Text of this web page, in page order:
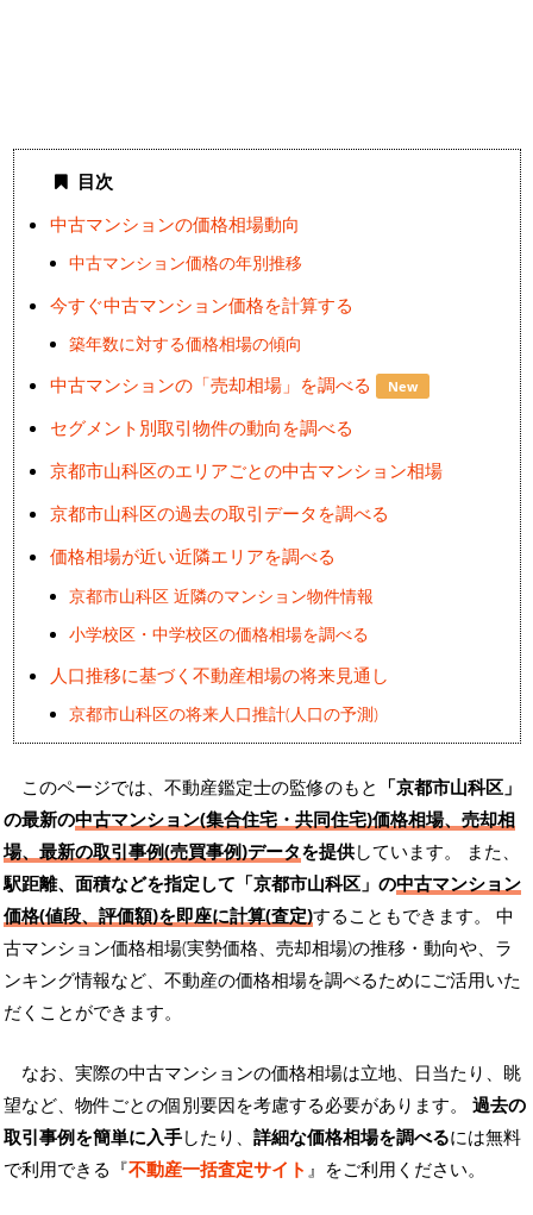
目次
中古マンションの価格相場動向
中古マンション価格の年別推移
今すぐ中古マンション価格を計算する
築年数に対する価格相場の傾向
中古マンションの「売却相場」を調べる New
セグメント別取引物件の動向を調べる
京都市山科区のエリアごとの中古マンション相場
京都市山科区の過去の取引データを調べる
価格相場が近い近隣エリアを調べる
京都市山科区 近隣のマンション物件情報
小学校区・中学校区の価格相場を調べる
人口推移に基づく不動産相場の将来見通し
京都市山科区の将来人口推計(人口の予測)
このページでは、不動産鑑定士の監修のもと 「京都市山科区」
の最新の中古マンション(集合住宅・共同住宅)価格相場、売却相
場、最新の取引事例(売買事例)データを提供しています。 また、
駅距離、面積などを指定して「京都市山科区」の中古マンション
価格(値段、評価額)を即座に計算(査定)することもできます。 中
古マンション価格相場(実勢価格、売却相場)の推移・動向や、ラ
ンキング情報など、不動産の価格相場を調べるためにご活用いた
だくことができます。
なお、実際の中古マンションの価格相場は立地、日当たり、眺
望など、物件ごとの個別要因を考慮する必要があります。 過去の
取引事例を簡単に入手したり、 詳細な価格相場を調べるには無料
で利用できる『不動産一括査定サイト 』をご利用ください。